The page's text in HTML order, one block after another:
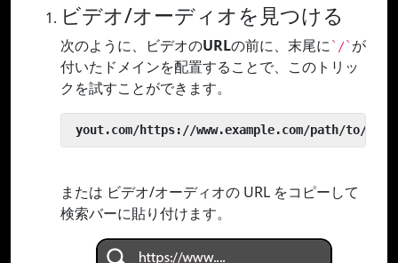
ビデオ/オーディオを見つける
次のように、ビデオのURLの前に、末尾に `/` が
付いたドメインを配置することで、このトリッ
クを試すことができます。
yout.com/https://www.example.com/path/to/
または ビデオ/オーディオの URL をコピーして
検索バーに貼り付けます。